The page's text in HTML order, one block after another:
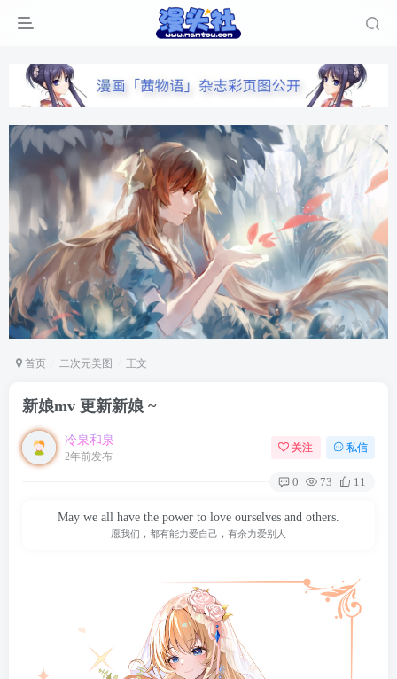
首页 二次元美图 正文
新娘mv 更新新娘 ~
冷泉和泉
2年前发布
关注 私信
0 73 11
May we all have the power to love ourselves and others.
愿我们，都有能力爱自己，有余力爱别人